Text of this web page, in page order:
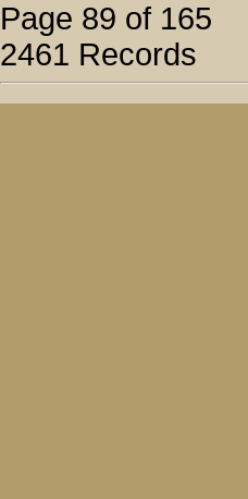
Page 89 of 165
2461 Records